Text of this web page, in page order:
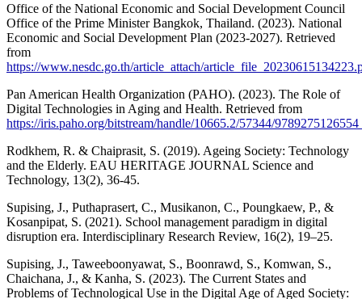
Office of the National Economic and Social Development Council
Office of the Prime Minister Bangkok, Thailand. (2023). National
Economic and Social Development Plan (2023-2027). Retrieved
from
https://www.nesdc.go.th/article_attach/
Pan American Health Organization (PAHO). (2023). The Role of
Digital Technologies in Aging and Health. Retrieved from
https://iris.paho.org/bitstream/handle/10665.2/57344/
Rodkhem, R. & Chaiprasit, S. (2019). Ageing Society: Technology
and the Elderly. EAU HERITAGE JOURNAL Science and
Technology, 13(2), 36-45.
Supising, J., Puthaprasert, C., Musikanon, C., Poungkaew, P., &
Kosanpipat, S. (2021). School management paradigm in digital
disruption era. Interdisciplinary Research Review, 16(2), 19–25.
Supising, J., Taweeboonyawat, S., Boonrawd, S., Komwan, S.,
Chaichana, J., & Kanha, S. (2023). The Current States and
Problems of Technological Use in the Digital Age of Aged Society: